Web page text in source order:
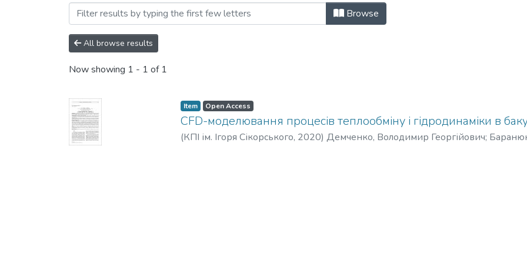
Browsing Наукові вісті КПІ: міжнародний науково-
Browse
All browse results
Now showing 1 - 1 of 1
Item Open Access
CFD-моделювання процесів теплообміну і гідродинаміки в
(КПІ ім. Ігоря Сікорського, 2020) Демченко, Володимир Георгійович;